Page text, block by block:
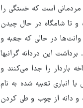
است که خستگی را
و تا شامگاه در حال چیدن
در حالی که جعبه و
این دردانه گرانبها
را جدا می‌کنند و
تعبیه شده به نام
و دانه از چوب و طی کردن